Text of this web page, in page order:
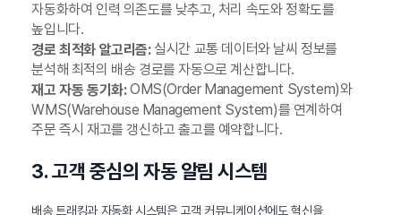
자동화하여 인력 의존도를 낮추고, 처리 속도와 정확도를
높입니다.
경로 최적화 알고리즘:실시간 교통 데이터와 날씨 정보를
분석해 최적의 배송 경로를 자동으로 계산합니다.
재고 자동 동기화:OMS(Order Management System)와
WMS(Warehouse Management System)를 연계하여
주문 즉시 재고를 갱신하고 출고를 예약합니다.
3. 고객 중심의 자동 알림 시스템
배송 트래킹과 자동화 시스템은 고객 커뮤니케이션에도 혁신을